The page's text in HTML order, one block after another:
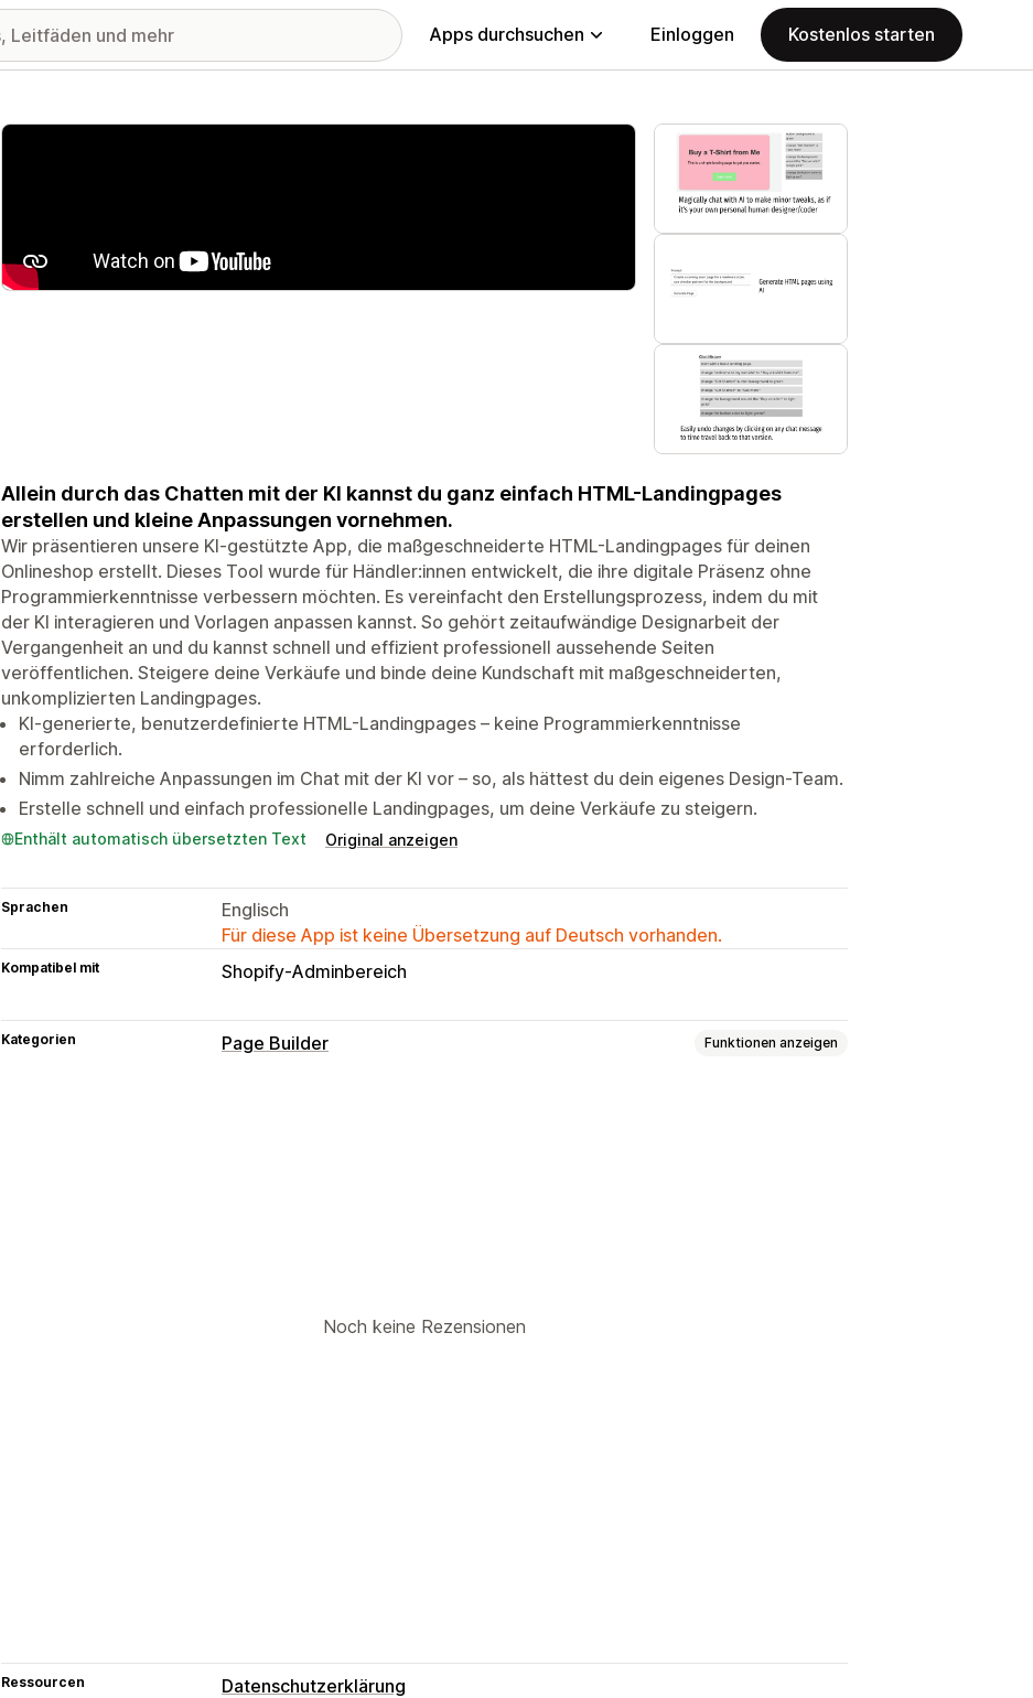
Apps durchsuchen Einloggen Kostenlos starten
Vorgestellte Bildergalerie
Allein durch das Chatten mit der KI kannst du ganz einfach HTML-Landingpages
erstellen und kleine Anpassungen vornehmen.
Wir präsentieren unsere KI-gestützte App, die maßgeschneiderte HTML-Landingpages für deinen
Onlineshop erstellt. Dieses Tool wurde für Händler:innen entwickelt, die ihre digitale Präsenz ohne
Programmierkenntnisse verbessern möchten. Es vereinfacht den Erstellungsprozess, indem du mit
der KI interagieren und Vorlagen anpassen kannst. So gehört zeitaufwändige Designarbeit der
Vergangenheit an und du kannst schnell und effizient professionell aussehende Seiten
veröffentlichen. Steigere deine Verkäufe und binde deine Kundschaft mit maßgeschneiderten,
unkomplizierten Landingpages.
KI-generierte, benutzerdefinierte HTML-Landingpages – keine Programmierkenntnisse
erforderlich.
Nimm zahlreiche Anpassungen im Chat mit der KI vor – so, als hättest du dein eigenes Design-Team.
Erstelle schnell und einfach professionelle Landingpages, um deine Verkäufe zu steigern.
Enthält automatisch übersetzten Text Original anzeigen
Sprachen
Englisch
Für diese App ist keine Übersetzung auf Deutsch vorhanden.
Kompatibel mit Shopify-Adminbereich
Kategorien Page Builder Funktionen anzeigen
Noch keine Rezensionen
Ressourcen
Datenschutzerklärung